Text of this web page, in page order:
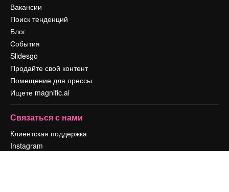
Вакансии
Поиск тенденций
Блог
События
Slidesgo
Продайте свой контент
Помещение для прессы
Ищете magnific.ai
Связаться с нами
Клиентская поддержка
Instagram